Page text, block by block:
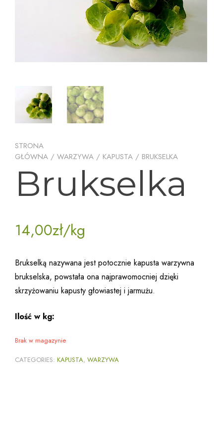
STRONA
GŁÓWNA / WARZYWA / KAPUSTA / BRUKSELKA
Brukselka
14,00zł/kg
Brukselką nazywana jest potocznie kapusta warzywna
brukselska, powstała ona najprawomocniej dzięki
skrzyżowaniu kapusty głowiastej i jarmużu.
Ilość w kg:
Brak w magazynie
CATEGORIES: KAPUSTA, WARZYWA